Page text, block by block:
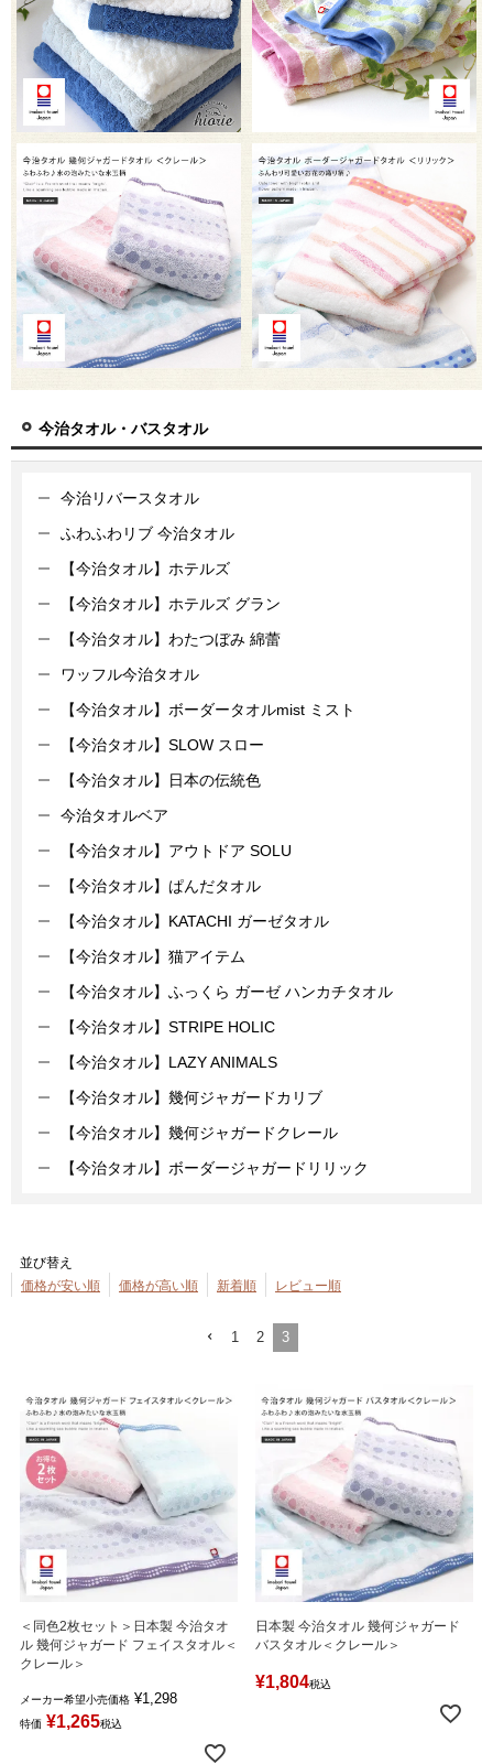
今治タオル・バスタオル
今治リバースタオル
ふわふわリブ 今治タオル
【今治タオル】ホテルズ
【今治タオル】ホテルズ グラン
【今治タオル】わたつぼみ 綿蕾
ワッフル今治タオル
【今治タオル】ボーダータオルmist ミスト
【今治タオル】SLOW スロー
【今治タオル】日本の伝統色
今治タオルベア
【今治タオル】アウトドア SOLU
【今治タオル】ぱんだタオル
【今治タオル】KATACHI ガーゼタオル
【今治タオル】猫アイテム
【今治タオル】ふっくら ガーゼ ハンカチタオル
【今治タオル】STRIPE HOLIC
【今治タオル】LAZY ANIMALS
【今治タオル】幾何ジャガードカリブ
【今治タオル】幾何ジャガードクレール
【今治タオル】ボーダージャガードリリック
並び替え
価格が安い順
価格が高い順 新着順 レビュー順
1 2 3
＜同色2枚セット＞日本製 今治タオ
ル 幾何ジャガード フェイスタオル＜
クレール＞
メーカー希望小売価格 ¥1,298
特価 ¥1,265税込
日本製 今治タオル 幾何ジャガード
バスタオル＜クレール＞
¥1,804税込